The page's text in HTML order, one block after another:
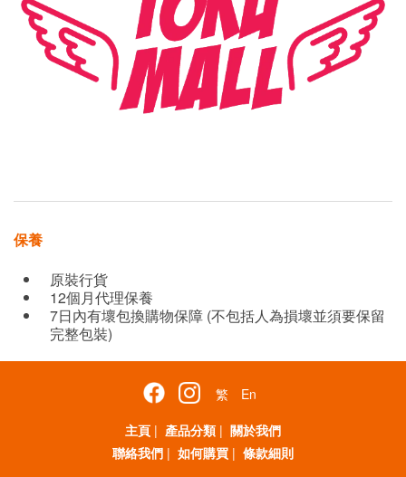
保養
原裝行貨
12個月代理保養
7日內有壞包換購物保障 (不包括人為損壞並須要保留
完整包裝)
繁
En
主頁 | 產品分類 | 關於我們
聯絡我們 | 如何購買 | 條款細則